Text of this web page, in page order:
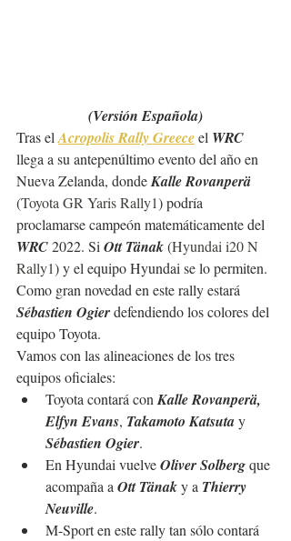
(Versión Española)
Tras elAcropolis Rally Greece el WRC
llega a su antepenúltimo evento del año en
Nueva Zelanda, donde Kalle Rovanperä
(Toyota GR Yaris Rally1) podría
proclamarse campeón matemáticamente del
WRC 2022. Si Ott Tänak (Hyundai i20 N
Rally1) y el equipo Hyundai se lo permiten.
Como gran novedad en este rally estará
Sébastien Ogier defendiendo los colores del
equipo Toyota.
Vamos con las alineaciones de los tres
equipos oficiales:
Toyota contará con Kalle Rovanperä,
Elfyn Evans, Takamoto Katsuta y
Sébastien Ogier.
En Hyundai vuelve Oliver Solberg que
acompaña a Ott Tänak y a Thierry
Neuville.
M-Sport en este rally tan sólo contará